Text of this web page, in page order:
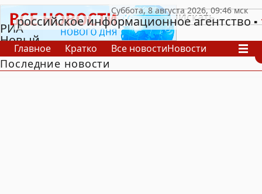
РИА
Новый
День
российское информационное агентство
Главное Кратко Все новостиНовости
В России
В мире
Последние новости